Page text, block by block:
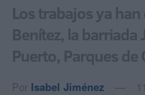
Los trabajos ya
Benítez, la barriada
Puerto, Parques de
Por Isabel Jiménez